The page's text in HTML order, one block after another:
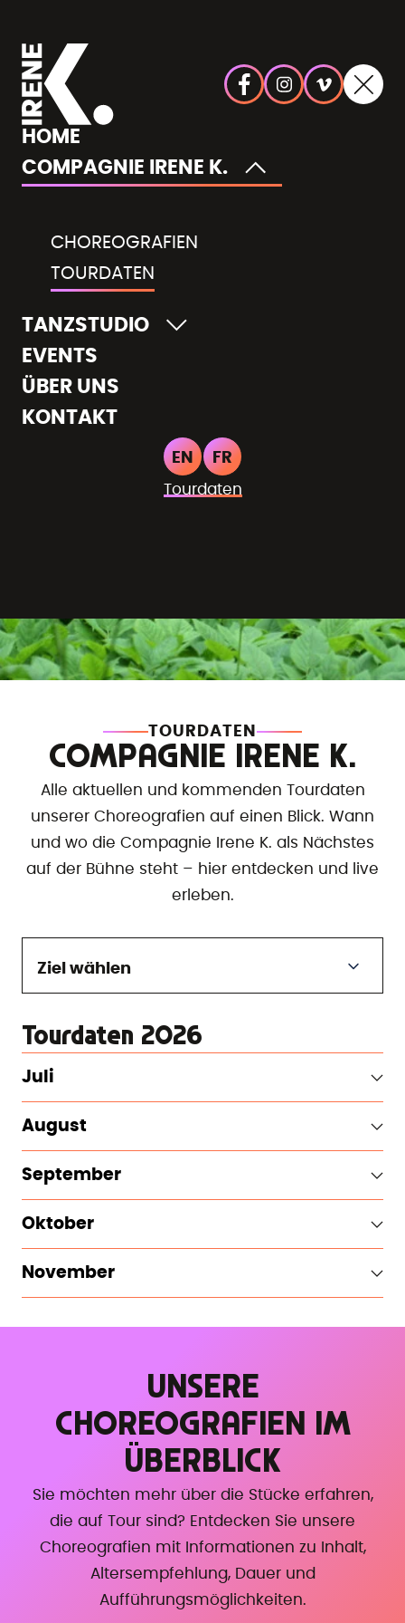
TOURDATEN
COMPAGNIE IRENE K.
Alle aktuellen und kommenden Tourdaten
unserer Choreografien auf einen Blick. Wann
und wo die Compagnie Irene K. als Nächstes
auf der Bühne steht – hier entdecken und live
erleben.
Tourdaten 2026
Juli
August
September
Oktober
November
UNSERE
CHOREOGRAFIEN IM
ÜBERBLICK
Sie möchten mehr über die Stücke erfahren,
die auf Tour sind? Entdecken Sie unsere
Choreografien mit Informationen zu Inhalt,
Altersempfehlung, Dauer und
Aufführungsmöglichkeiten.
HOME
COMPAGNIE IRENE K.
CHOREOGRAFIEN
TOURDATEN
TANZSTUDIO
EVENTS
ÜBER UNS
KONTAKT
EN FR
Tourdaten